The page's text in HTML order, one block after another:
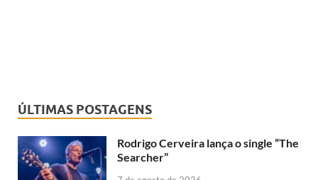
ÚLTIMAS POSTAGENS
Rodrigo Cerveira lança o single “The
Searcher”